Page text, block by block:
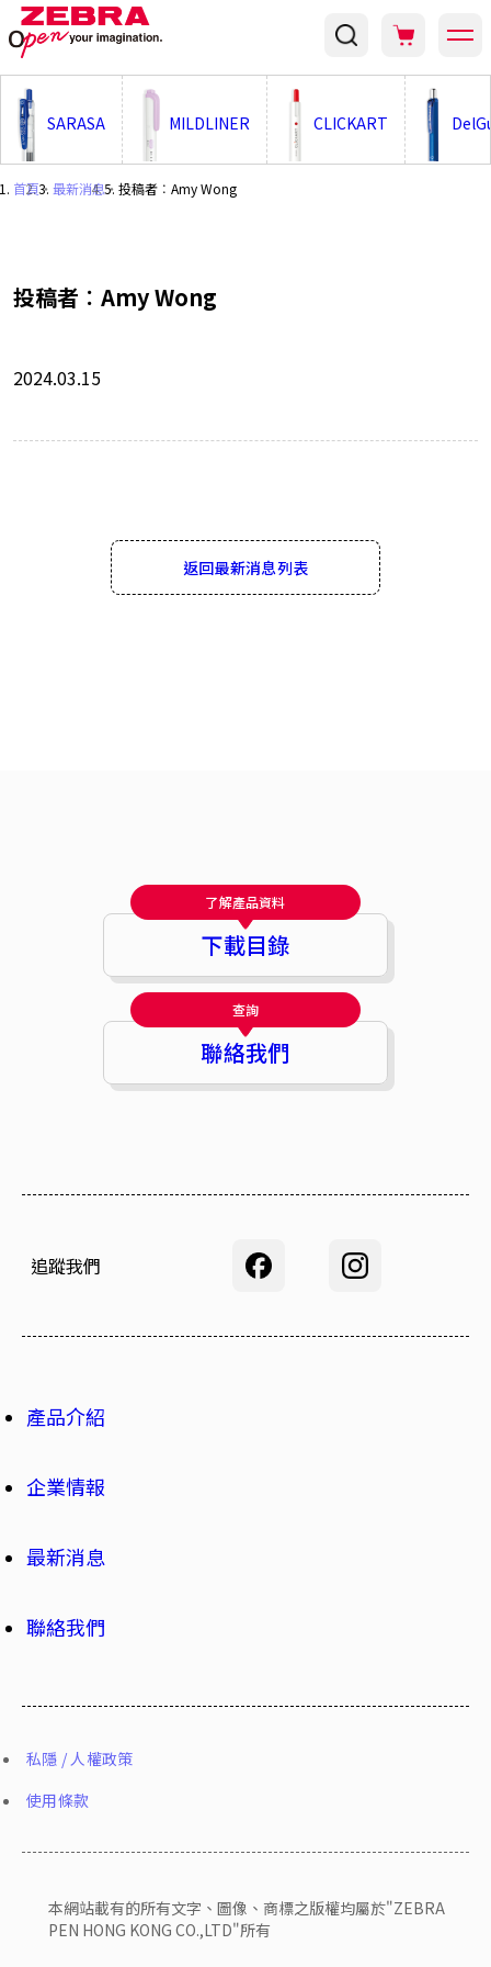
SARASA MILDLINER CLICKART
首頁・ 最新消息・ 投稿者︰Amy Wong
投稿者︰Amy Wong
2024.03.15
返回最新消息列表
了解產品資料
下載目錄
查詢
聯絡我們
產品介紹
企業情報
最新消息
聯絡我們
追蹤我們
本網站載有的所有文字、圖像、商標之版權均屬於"ZEBRA
PEN HONG KONG CO.,LTD"所有
私隱 / 人權政策
使用條款